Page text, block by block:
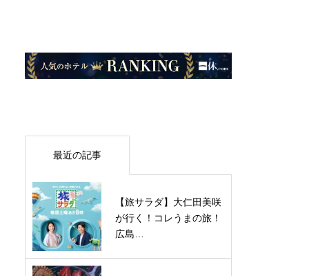
最近の記事
【旅サラダ】大仁田美咲
が行く！コレうまの旅！
広島…